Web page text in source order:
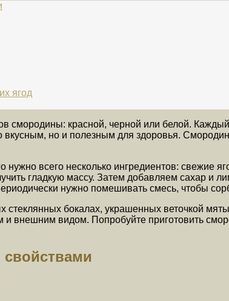
ягод
смородины: красной, черной или белой.
вкусным, но и полезным для здоровья.
нужно всего несколько ингредиентов:
гладкую массу. Затем добавляем сахар
нужно помешивать смесь, чтобы
бокалах, украшенных веточкой
и внешним видом. Попробуйте приготовить